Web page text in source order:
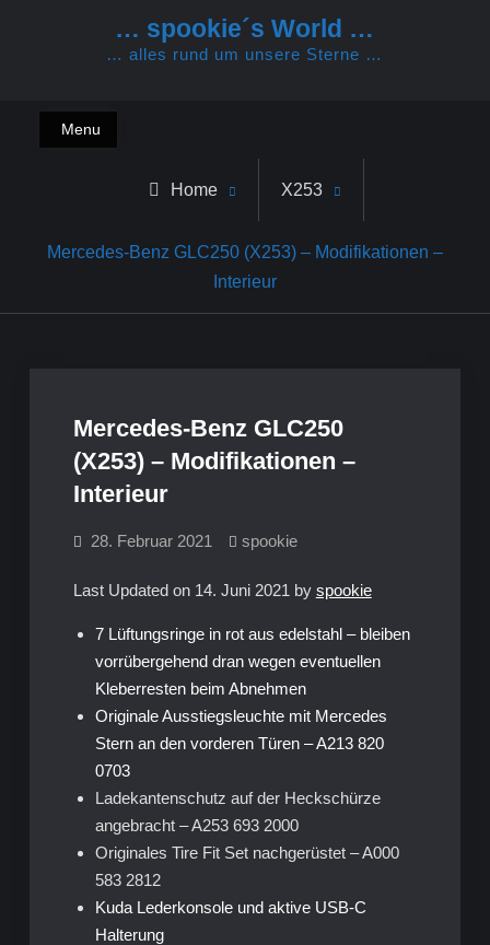
… spookie´s World …
… alles rund um unsere Sterne …
Menu
Home X253
Mercedes-Benz GLC250 (X253) – Modifikationen –
Interieur
Mercedes-Benz GLC250
(X253) – Modifikationen –
Interieur
28. Februar 2021 spookie
Last Updated on 14. Juni 2021 by spookie
7 Lüftungsringe in rot aus edelstahl – bleiben
vorrübergehend dran wegen eventuellen
Kleberresten beim Abnehmen
Originale Ausstiegsleuchte mit Mercedes
Stern an den vorderen Türen – A213 820
0703
Ladekantenschutz auf der Heckschürze
angebracht – A253 693 2000
Originales Tire Fit Set nachgerüstet – A000
583 2812
Kuda Lederkonsole und aktive USB-C
Halterung